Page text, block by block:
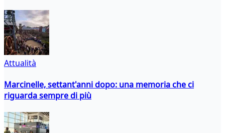
Attualità
Marcinelle, settant'anni dopo: una memoria che ci
riguarda sempre di più